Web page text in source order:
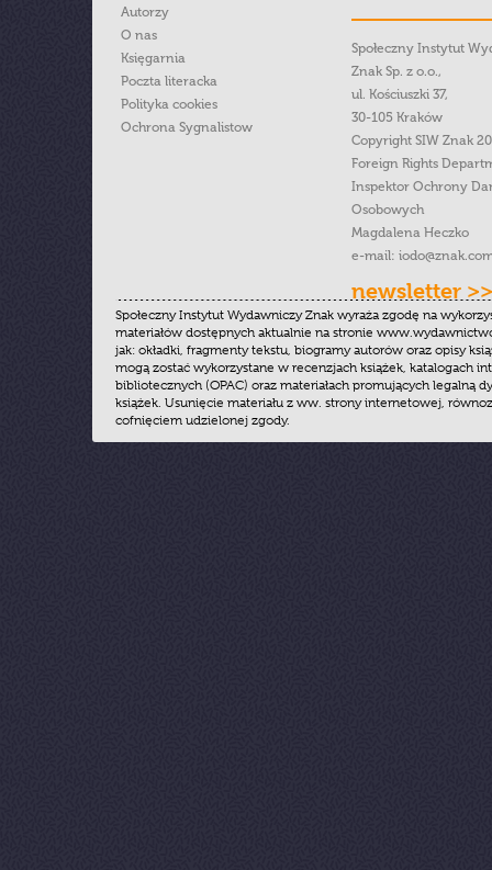
Autorzy
O nas
Księgarnia
Poczta literacka
Polityka cookies
Ochrona Sygnalistow
Społeczny Instytut
Znak Sp. z o.o.,
ul. Kościuszki 37,
30-105 Kraków
Copyright SIW Znak
Foreign Rights
Inspektor Ochrony
Osobowych
Magdalena Heczko
e-mail:
newsletter >>
Społeczny Instytut Wydawniczy Znak wyraża zgodę na
materiałów dostępnych aktualnie na stronie
jak: okładki, fragmenty tekstu, biogramy autorów oraz opisy
mogą zostać wykorzystane w recenzjach książek, katalogach
bibliotecznych (OPAC) oraz materiałach promujących legalną
książek. Usunięcie materiału z ww. strony internetowej,
cofnięciem udzielonej zgody.